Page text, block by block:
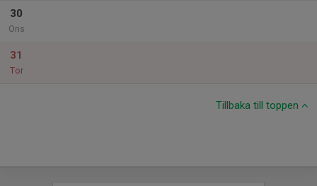
30
Ons
31
Tor
Tillbaka till toppen